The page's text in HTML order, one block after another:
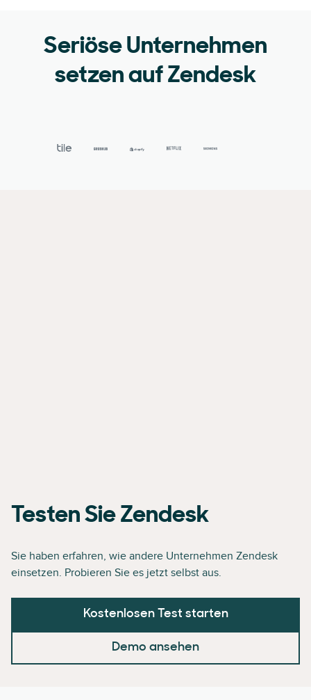
Seriöse Unternehmen
setzen auf Zendesk
Testen Sie Zendesk
Sie haben erfahren, wie andere Unternehmen Zendesk
einsetzen. Probieren Sie es jetzt selbst aus.
Kostenlosen Test starten
Demo ansehen